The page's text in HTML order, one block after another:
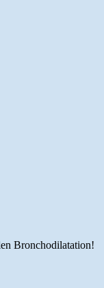
Bronchodilatation!